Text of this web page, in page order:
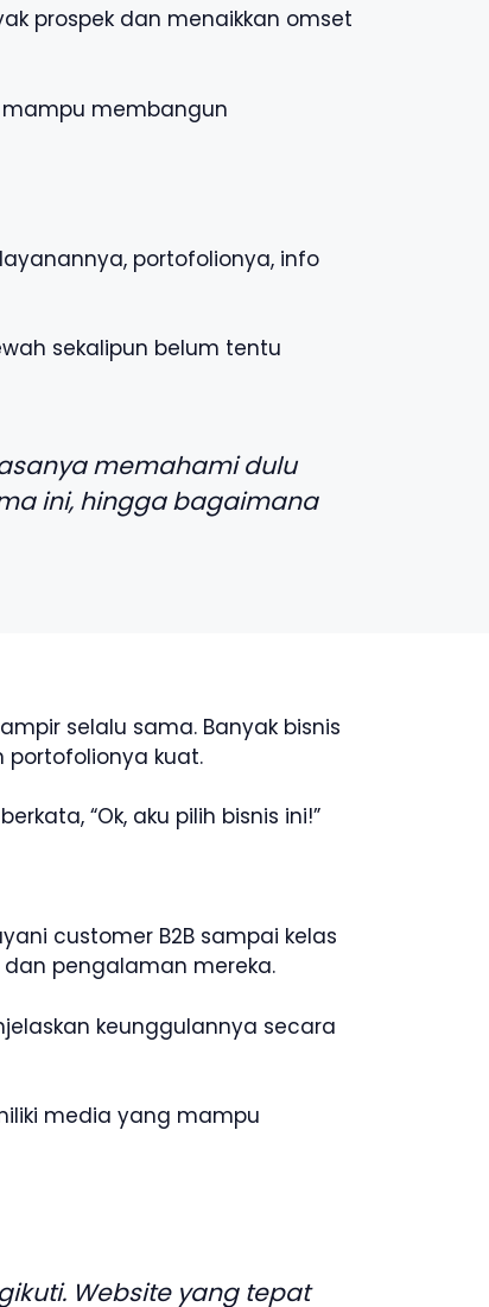
prospek dan menaikkan omset
membangun
portofolionya, info
sekalipun belum tentu
memahami dulu
ini, hingga bagaimana
selalu sama. Banyak bisnis
portofolionya kuat.
“Ok, aku pilih bisnis ini!”
customer B2B sampai kelas
pengalaman mereka.
keunggulannya secara
media yang mampu
Website yang tepat